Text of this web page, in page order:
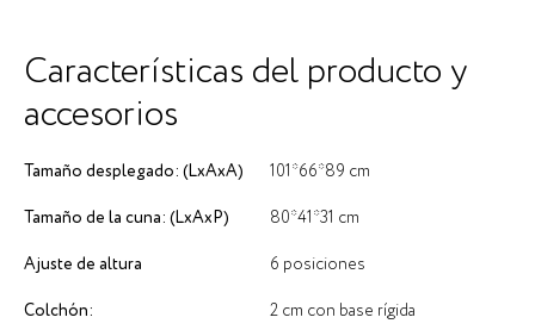
Características del producto y
accesorios
Tamaño desplegado: (LxAxA) 101*66*89 cm
Tamaño de la cuna: (LxAxP) 80*41*31 cm
Ajuste de altura 6 posiciones
Colchón: 2 cm con base rígida